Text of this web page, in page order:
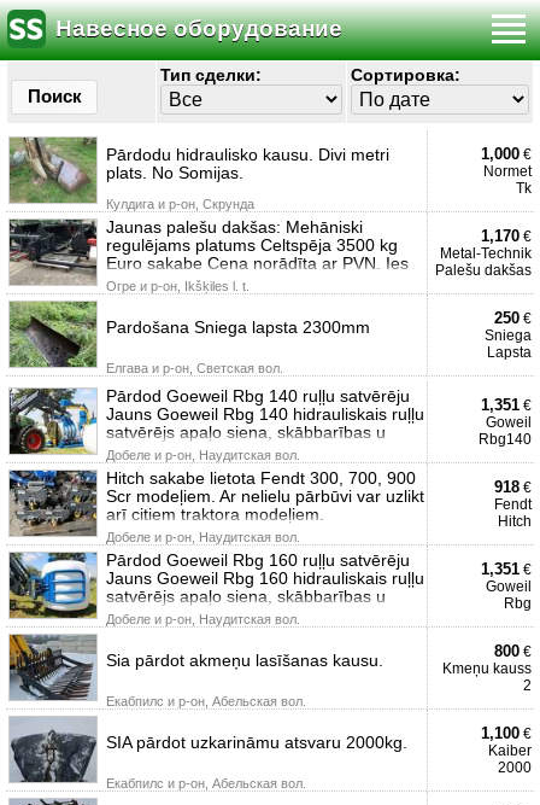
Навесное оборудование
Поиск
Тип сделки: Сортировка:
Pārdodu hidraulisko kausu. Divi metri
plats. No Somijas.
Кулдига и р-он, Скрунда
1,000 €
Normet
Tk
Jaunas palešu dakšas: Mehāniski
regulējams platums Celtspēja 3500 kg
Euro sakabe Cena norādīta ar PVN. Ies
Огре и р-он, Ikšķiles l. t.
1,170 €
Metal-Technik
Palešu dakšas
Pardošana Sniega lapsta 2300mm
Елгава и р-он, Светская вол.
250 €
Sniega
Lapsta
Pārdod Goeweil Rbg 140 ruļļu satvērēju
Jauns Goeweil Rbg 140 hidrauliskais ruļļu
satvērējs apaļo siena, skābbarības u
Добеле и р-он, Наудитская вол.
1,351 €
Goweil
Rbg140
Hitch sakabe lietota Fendt 300, 700, 900
Scr modeļiem. Ar nelielu pārbūvi var uzlikt
arī citiem traktora modeļiem.
Добеле и р-он, Наудитская вол.
918 €
Fendt
Hitch
Pārdod Goeweil Rbg 160 ruļļu satvērēju
Jauns Goeweil Rbg 160 hidrauliskais ruļļu
satvērējs apaļo siena, skābbarības u
Добеле и р-он, Наудитская вол.
1,351 €
Goweil
Rbg
Sia pārdot akmeņu lasīšanas kausu.
Екабпилс и р-он, Абельская вол.
800 €
Kmeņu kauss
2
SIA pārdot uzkarināmu atsvaru 2000kg.
Екабпилс и р-он, Абельская вол.
1,100 €
Kaiber
2000